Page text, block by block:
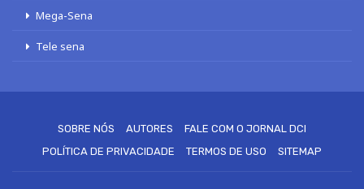
Mega-Sena
Tele sena
SOBRE NÓS AUTORES
FALE COM O JORNAL DCI
POLÍTICA DE PRIVACIDADE
TERMOS DE USO SITEMAP